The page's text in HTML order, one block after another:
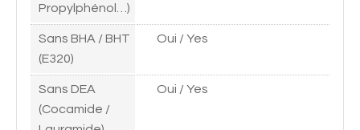
Propylphénol…)
Sans BHA / BHT
(E320)
Oui / Yes
Sans DEA
(Cocamide /
Oui / Yes